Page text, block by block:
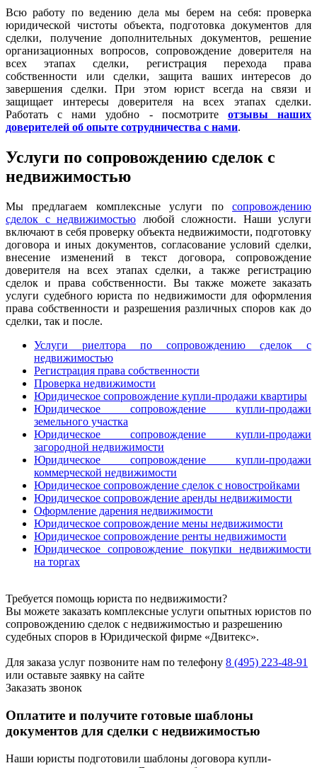
Всю работу по ведению дела мы берем на себя: проверка
юридической чистоты объекта, подготовка документов для
сделки, получение дополнительных документов, решение
организационных вопросов, сопровождение доверителя на
всех этапах сделки, регистрация перехода права
собственности или сделки, защита ваших интересов до
завершения сделки. При этом юрист всегда на связи и
защищает интересы доверителя на всех этапах сделки.
Работать с нами удобно - посмотрите отзывы наших
доверителей об опыте сотрудничества с нами.
Услуги по сопровождению сделок с
недвижимостью
Мы предлагаем комплексные услуги по сопровождению
сделок с недвижимостью любой сложности. Наши услуги
включают в себя проверку объекта недвижимости, подготовку
договора и иных документов, согласование условий сделки,
внесение изменений в текст договора, сопровождение
доверителя на всех этапах сделки, а также регистрацию
сделок и права собственности. Вы также можете заказать
услуги судебного юриста по недвижимости для оформления
права собственности и разрешения различных споров как до
сделки, так и после.
Услуги риелтора по сопровождению сделок с
недвижимостью
Регистрация права собственности
Проверка недвижимости
Юридическое сопровождение купли-продажи квартиры
Юридическое сопровождение купли-продажи
земельного участка
Юридическое сопровождение купли-продажи
загородной недвижимости
Юридическое сопровождение купли-продажи
коммерческой недвижимости
Юридическое сопровождение сделок с новостройками
Юридическое сопровождение аренды недвижимости
Оформление дарения недвижимости
Юридическое сопровождение мены недвижимости
Юридическое сопровождение ренты недвижимости
Юридическое сопровождение покупки недвижимости
на торгах
Требуется помощь юриста по недвижимости?
Вы можете заказать комплексные услуги опытных юристов по
сопровождению сделок с недвижимостью и разрешению
судебных споров в Юридической фирме «Двитекс».
Для заказа услуг позвоните нам по телефону 8 (495) 223-48-91
или оставьте заявку на сайте
Заказать звонок
Оплатите и получите готовые шаблоны
документов для сделки с недвижимостью
Наши юристы подготовили шаблоны договора купли-